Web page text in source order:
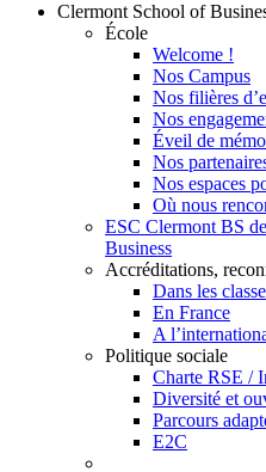
Clermont School of
École
Welcome !
Nos Campus
Nos filières
Nos
Éveil de
Nos
Nos espaces
Où nous
ESC Clermont BS
Business
Accréditations,
Dans les
En France
A
Politique sociale
Charte RSE /
Diversité et
Parcours
E2C